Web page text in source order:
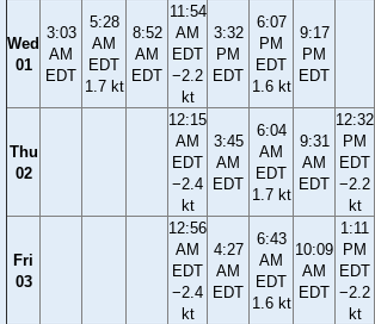
Wed
01
3:03
AM
EDT
5:28
AM
EDT
1.7 kt
8:52
AM
EDT
11:54
AM
EDT
−2.2
kt
3:32
PM
EDT
6:07
PM
EDT
1.6 kt
9:17
PM
EDT
Thu
02
12:15
AM
EDT
−2.4
kt
3:45
AM
EDT
6:04
AM
EDT
1.7 kt
9:31
AM
EDT
12:32
PM
EDT
−2.2
kt
Fri
03
12:56
AM
EDT
−2.4
kt
4:27
AM
EDT
6:43
AM
EDT
1.6 kt
10:09
AM
EDT
1:11
PM
EDT
−2.2
kt